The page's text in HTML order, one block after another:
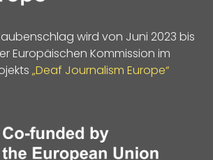
wird von Juni 2023 bis
Europäischen Kommission im
„Deaf Journalism Europe“